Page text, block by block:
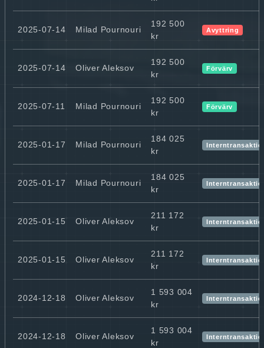
2025-07-14 Milad Pournouri
192 500
kr
Avyttring
2025-07-14 Oliver Aleksov
192 500
kr
Förvärv
2025-07-11 Milad Pournouri
192 500
kr
Förvärv
2025-01-17 Milad Pournouri
184 025
kr
2025-01-17 Milad Pournouri
184 025
kr
2025-01-15 Oliver Aleksov
211 172
kr
2025-01-15 Oliver Aleksov
211 172
kr
2024-12-18 Oliver Aleksov
1 593 004
kr
2024-12-18 Oliver Aleksov
1 593 004
kr